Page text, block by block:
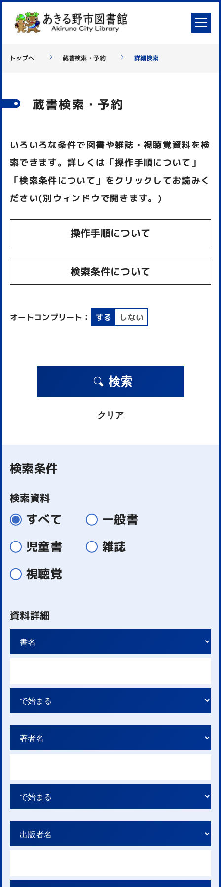
トップへ 蔵書検索・予約 詳細検索
蔵書検索・予約
いろいろな条件で図書や雑誌・視聴覚資料を検
索できます。詳しくは「操作手順について」
「検索条件について」をクリックしてお読みく
ださい(別ウィンドウで開きます。)
操作手順について
検索条件について
オートコンプリート： する しない
検索
クリア
検索条件
検索資料
すべて
一般書
児童書
雑誌
視聴覚
資料詳細